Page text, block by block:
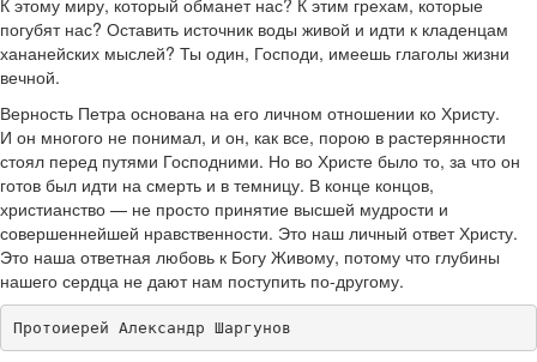
К этому миру, который обманет нас? К этим грехам, которые
погубят нас? Оставить источник воды живой и идти к кладенцам
хананейских мыслей? Ты один, Господи, имеешь глаголы жизни
вечной.
Верность Петра основана на его личном отношении ко Христу.
И он многого не понимал, и он, как все, порою в растерянности
стоял перед путями Господними. Но во Христе было то, за что он
готов был идти на смерть и в темницу. В конце концов,
христианство — не просто принятие высшей мудрости и
совершеннейшей нравственности. Это наш личный ответ Христу.
Это наша ответная любовь к Богу Живому, потому что глубины
нашего сердца не дают нам поступить по-другому.
Протоиерей Александр Шаргунов